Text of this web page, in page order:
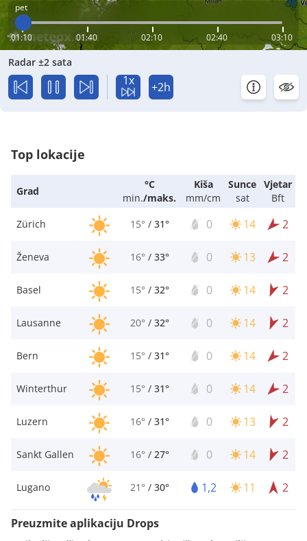
pet
01:10 01:40 02:10 02:40 03:10
Radar ±2 sata
1x +2h
Top lokacije
Grad
°C
min./maks.
Kiša
mm/cm
Sunce
sat
Vjetar
Bft
Zürich
15° / 31° 0 14 2
Ženeva 16° / 33° 0 13 2
Basel 15° / 32° 0 14 2
Lausanne 20° / 32° 0 14 2
Bern 15° / 31° 0 14 2
Winterthur 15° / 31° 0 14 2
Luzern 16° / 31° 0 13 2
Sankt Gallen 16° / 27° 0 14 2
Lugano 21° / 30° 1,2 11 2
Preuzmite aplikaciju Drops